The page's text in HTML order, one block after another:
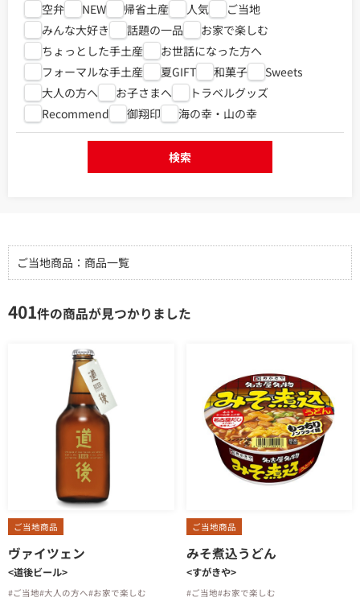
空弁 NEW 帰省土産 人気
ご当地
みんな大好き
話題の一品
お家で楽しむ
ちょっとした手土産
お世話になった方へ
フォーマルな手土産
夏GIFT 和菓子
Sweets
大人の方へ
お子さまへ
トラベルグッズ
Recommend
御翔印 海の幸・山の幸
検索
ご当地商品：商品一覧
401件の商品が見つかりました
ご当地商品
ヴァイツェン
<道後ビール>
#ご当地#大人の方へ#お家で楽しむ
ご当地商品
みそ煮込うどん
<すがきや>
#ご当地#お家で楽しむ